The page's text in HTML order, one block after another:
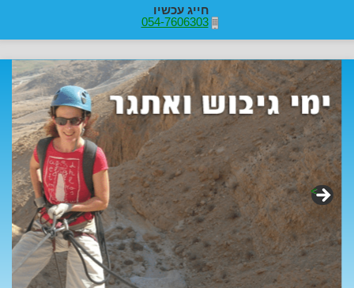
חייג עכשיו
054-7606303
>